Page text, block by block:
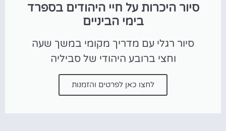
סיור היכרות על חיי היהודים בספרד
בימי הביניים
סיור רגלי עם מדריך מקומי במשך שעה
וחצי ברובע היהודי של סביליה
לחצו כאן לפרטים והזמנות